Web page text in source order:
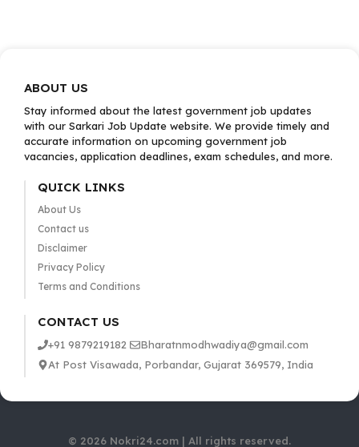
ABOUT US
Stay informed about the latest government job updates
with our Sarkari Job Update website. We provide timely and
accurate information on upcoming government job
vacancies, application deadlines, exam schedules, and more.
QUICK LINKS
About Us
Contact us
Disclaimer
Privacy Policy
Terms and Conditions
CONTACT US
+91 9879219182
Bharatnmodhwadiya@gmail.com
At Post Visawada, Porbandar, Gujarat 369579, India
© 2026 Nokri24.com | All rights reserved.